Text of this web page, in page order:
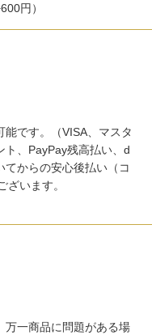
円）
です。（VISA、マスタ
ト、PayPay残高払い、d
からの安心後払い（コ
ざいます。
万一商品に問題がある場